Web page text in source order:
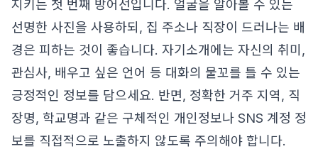
지키는 첫 번째 방어선입니다. 얼굴을 알아볼 수 있는
선명한 사진을 사용하되, 집 주소나 직장이 드러나는 배
경은 피하는 것이 좋습니다. 자기소개에는 자신의 취미,
관심사, 배우고 싶은 언어 등 대화의 물꼬를 틀 수 있는
긍정적인 정보를 담으세요. 반면, 정확한 거주 지역, 직
장명, 학교명과 같은 구체적인 개인정보나 SNS 계정 정
보를 직접적으로 노출하지 않도록 주의해야 합니다.